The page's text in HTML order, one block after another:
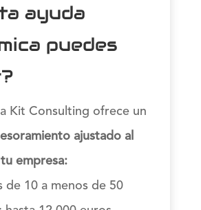
ayuda
puedes
Kit Consulting ofrece un
ajustado al
empresa:
de 10 a menos de 50